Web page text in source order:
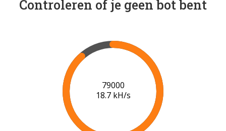
Controleren of je geen bot bent
80000
18.7 kH/s